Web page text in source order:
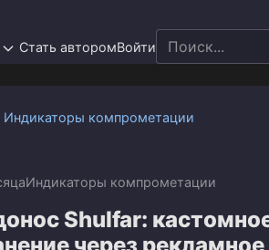
Стать авторомВойти Search
for:
Индикаторы компрометации
Индикаторы компрометации
Shulfar: